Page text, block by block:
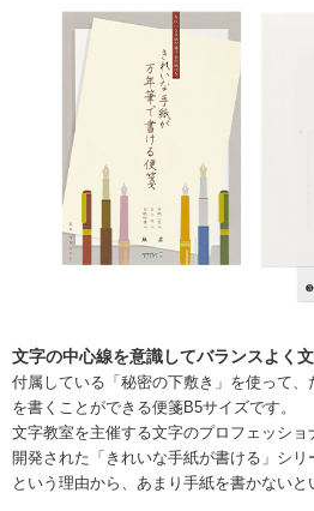
文字の中心線を意識してバランスよく
付属している「秘密の下敷き」を使って
を書くことができる便箋B5サイズです。
文字教室を主催する文字のプロフェッシ
開発された「きれいな手紙が書ける」シリ
という理由から、あまり手紙を書かないと